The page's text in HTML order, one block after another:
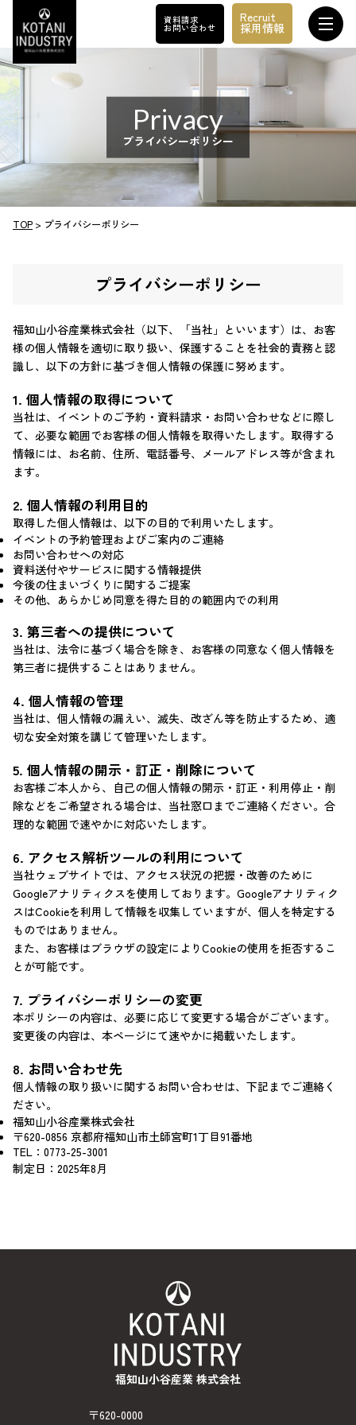
資料請求
お問い合わせ
Recruit
採用情報
ホーム
イベント情報
施工事例
福知山小谷産業の家づくり
カネカのお家 ソーラーサーキット
会社案内
お問い合わせ・資料請求
土地を探す
中古物件を探す
Privacy
プライバシーポリシー
TOP > プライバシーポリシー
プライバシーポリシー
福知山小谷産業株式会社（以下、「当社」といいます）は、お客
様の個人情報を適切に取り扱い、保護することを社会的責務と認
識し、以下の方針に基づき個人情報の保護に努めます。
1. 個人情報の取得について
当社は、イベントのご予約・資料請求・お問い合わせなどに際し
て、必要な範囲でお客様の個人情報を取得いたします。取得する
情報には、お名前、住所、電話番号、メールアドレス等が含まれ
ます。
2. 個人情報の利用目的
取得した個人情報は、以下の目的で利用いたします。
イベントの予約管理およびご案内のご連絡
お問い合わせへの対応
資料送付やサービスに関する情報提供
今後の住まいづくりに関するご提案
その他、あらかじめ同意を得た目的の範囲内での利用
3. 第三者への提供について
当社は、法令に基づく場合を除き、お客様の同意なく個人情報を
第三者に提供することはありません。
4. 個人情報の管理
当社は、個人情報の漏えい、滅失、改ざん等を防止するため、適
切な安全対策を講じて管理いたします。
5. 個人情報の開示・訂正・削除について
お客様ご本人から、自己の個人情報の開示・訂正・利用停止・削
除などをご希望される場合は、当社窓口までご連絡ください。合
理的な範囲で速やかに対応いたします。
6. アクセス解析ツールの利用について
当社ウェブサイトでは、アクセス状況の把握・改善のために
Googleアナリティクスを使用しております。Googleアナリティク
スはCookieを利用して情報を収集していますが、個人を特定する
ものではありません。
また、お客様はブラウザの設定によりCookieの使用を拒否するこ
とが可能です。
7. プライバシーポリシーの変更
本ポリシーの内容は、必要に応じて変更する場合がございます。
変更後の内容は、本ページにて速やかに掲載いたします。
8. お問い合わせ先
個人情報の取り扱いに関するお問い合わせは、下記までご連絡く
ださい。
福知山小谷産業株式会社
〒620-0856 京都府福知山市土師宮町1丁目91番地
TEL：0773-25-3001
制定日：2025年8月
福知山小谷産業 株式会社
〒620-0000